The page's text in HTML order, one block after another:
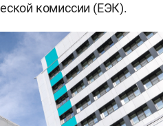
комиссии (ЕЭК).